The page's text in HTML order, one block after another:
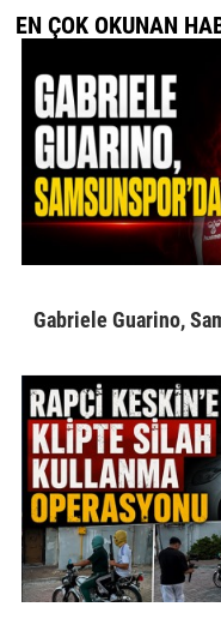
EN ÇOK OKUNAN
Gabriele Guarino,